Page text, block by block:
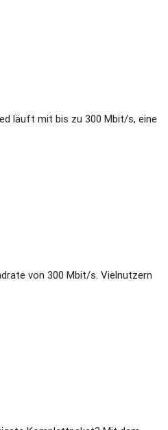
läuft mit bis zu 300 Mbit/s, eine
von 300 Mbit/s. Vielnutzern